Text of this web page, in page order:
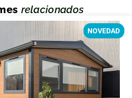
relacionados
NOVEDAD